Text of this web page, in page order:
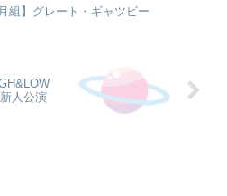
月組】グレート・ギャツビー
人公演